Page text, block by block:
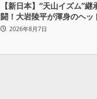
【新日本】“天山イズム”継
闘！大岩陵平が渾身のヘッ
で後藤洋央紀からタップ奪
2026年8月7日